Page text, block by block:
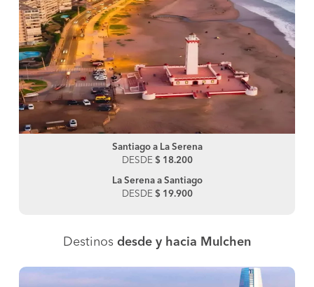
Santiago a La Serena
DESDE $ 18.200
La Serena a Santiago
DESDE $ 19.900
Destinos desde y hacia Mulchen